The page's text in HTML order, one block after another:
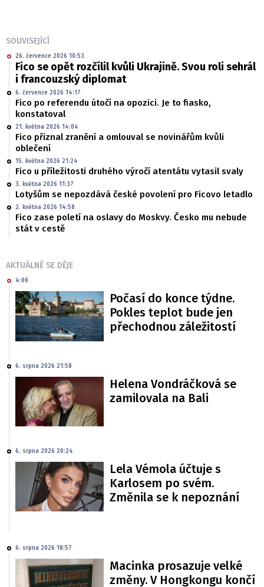
SOUVISEJÍCÍ
26. července 2026 10:53
Fico se opět rozčílil kvůli Ukrajině. Svou roli sehrál
i francouzský diplomat
6. července 2026 14:17
Fico po referendu útočí na opozici. Je to fiasko,
konstatoval
21. května 2026 14:04
Fico přiznal zranění a omlouval se novinářům kvůli
oblečení
15. května 2026 21:24
Fico u příležitosti druhého výročí atentátu vytasil svaly
3. května 2026 11:37
Lotyšům se nepozdává české povolení pro Ficovo letadlo
2. května 2026 14:58
Fico zase poletí na oslavy do Moskvy. Česko mu nebude
stát v cestě
AKTUÁLNĚ SE DĚJE
4:00
Počasí do konce týdne.
Pokles teplot bude jen
přechodnou záležitostí
6. srpna 2026 21:58
Helena Vondráčková se
zamilovala na Bali
6. srpna 2026 20:24
Lela Vémola účtuje s
Karlosem po svém.
Změnila se k nepoznání
6. srpna 2026 18:57
Macinka prosazuje velké
změny. V Hongkongu končí